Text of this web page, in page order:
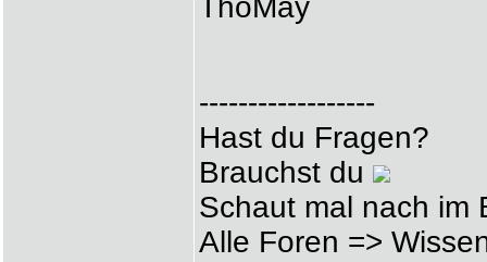
ThoMay
------------------
Hast du Fragen?
Brauchst du
Schaut mal nach im
Alle Foren =>